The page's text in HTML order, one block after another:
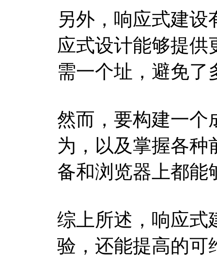
另外，响应式建
应式设计能够提供
需一个址，避免了
然而，要构建一个
为，以及掌握各种
备和浏览器上都能
综上所述，响应式
验，还能提高的可